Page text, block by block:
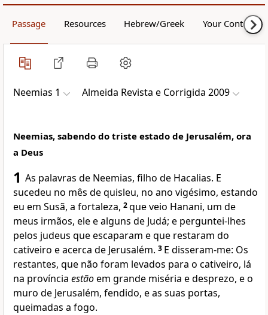
Passage Resources Hebrew/Greek Your Content
Neemias 1 Almeida Revista e Corrigida 2009
Neemias, sabendo do triste estado de Jerusalém, ora
a Deus
1 As palavras de Neemias, filho de Hacalias. E
sucedeu no mês de quisleu, no ano vigésimo, estando
eu em Susã, a fortaleza, 2que veio Hanani, um de
meus irmãos, ele e alguns de Judá; e perguntei-lhes
pelos judeus que escaparam e que restaram do
cativeiro e acerca de Jerusalém. 3 E disseram-me: Os
restantes, que não foram levados para o cativeiro, lá
na província estãoem grande miséria e desprezo, e o
muro de Jerusalém, fendido, e as suas portas,
queimadas a fogo.